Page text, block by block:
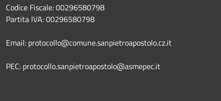
Codice Fiscale: 00296580798
Partita IVA: 00296580798
Email: protocollo@comune.sanpietroapostolo.cz.it
PEC: protocollo.sanpietroapostolo@asmepec.it